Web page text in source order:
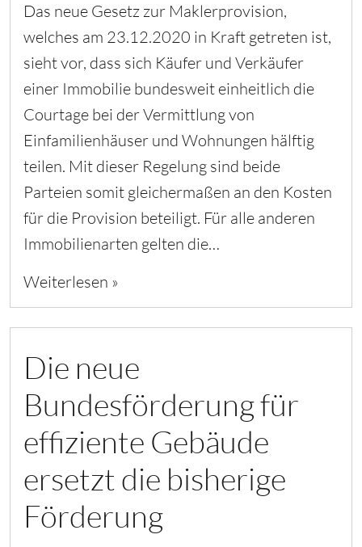
Das neue Gesetz zur Maklerprovision,
welches am 23.12.2020 in Kraft getreten ist,
sieht vor, dass sich Käufer und Verkäufer
einer Immobilie bundesweit einheitlich die
Courtage bei der Vermittlung von
Einfamilienhäuser und Wohnungen hälftig
teilen. Mit dieser Regelung sind beide
Parteien somit gleichermaßen an den Kosten
für die Provision beteiligt. Für alle anderen
Immobilienarten gelten die…
Weiterlesen »
Die neue
Bundesförderung für
effiziente Gebäude
ersetzt die bisherige
Förderung